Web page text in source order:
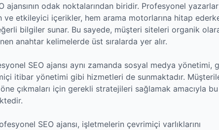
ajansının odak noktalarından biridir. Profesyonel yazarlar
ve etkileyici içerikler, hem arama motorlarına hitap
bilgiler sunar. Bu sayede, müşteri siteleri organik
anahtar kelimelerde üst sıralarda yer alır.
SEO ajansı aynı zamanda sosyal medya yönetimi,
itibar yönetimi gibi hizmetleri de sunmaktadır.
çıkmaları için gerekli stratejileri sağlamak amacıyla
SEO ajansı, işletmelerin çevrimiçi varlıklarını